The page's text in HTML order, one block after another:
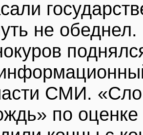
не
СМИ.
по оценке